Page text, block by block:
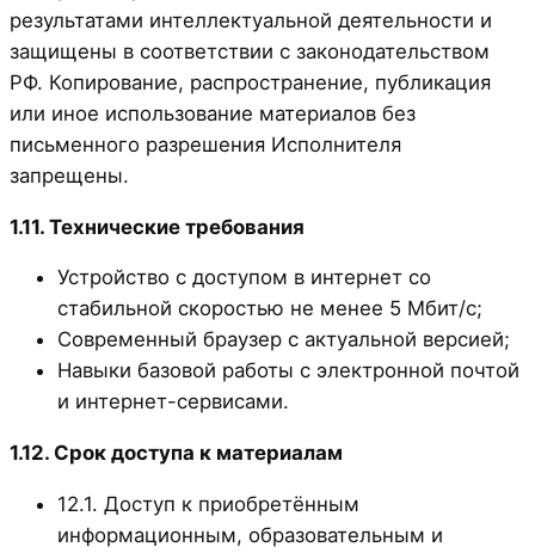
результатами интеллектуальной деятельности и
защищены в соответствии с законодательством
РФ. Копирование, распространение, публикация
или иное использование материалов без
письменного разрешения Исполнителя
запрещены.
1.11. Технические требования
Устройство с доступом в интернет со
стабильной скоростью не менее 5 Мбит/с;
Современный браузер с актуальной версией;
Навыки базовой работы с электронной почтой
и интернет-сервисами.
1.12. Срок доступа к материалам
12.1. Доступ к приобретённым
информационным, образовательным и